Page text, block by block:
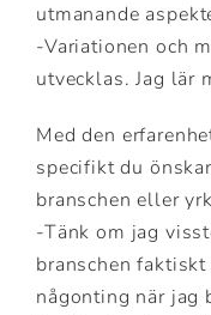
utmanande
-Variationen och
utvecklas. Jag lär
Med den
specifikt du
branschen eller
-Tänk om jag
branschen
någonting när jag